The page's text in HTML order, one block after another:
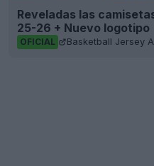
Reveladas las
25-26 + Nuevo logotipo
OFICIAL Basketball Jersey